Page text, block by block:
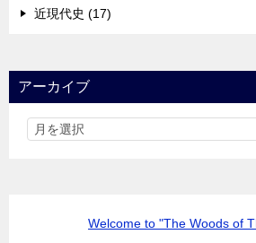
近現代史 (17)
アーカイブ
Welcome to "The Woods of